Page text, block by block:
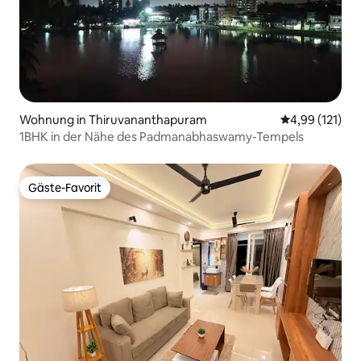
Wohnung in Thiruvananthapuram
4,99 (121)
1BHK in der Nähe des Padmanabhaswamy-Tempels
Gäste-Favorit
Gäste-Favorit